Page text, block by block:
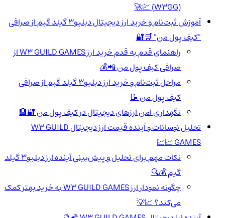
آموزش ثبت‌نام و خرید ارز دیجیتال دبلیو3 گیلد گیم از صرافی
"کیف پول من" 🛒🔐
راهنمای قدم به قدم خرید ارز W3 GUILD GAMES از
صرافی کیف پول من 📲💰
مراحل ثبت‌نام و خرید ارز دبلیو3 گیلد گیم از صرافی
کیف پول من 📝
نگهداری امن ارزهای دیجیتال در کیف پول من 🔐🏦
تحلیل نوسانات و آینده قیمت ارز دیجیتال W3 GUILD
GAMES 📈💹
نکات مهم برای تحلیل و پیش‌بینی آینده ارز دبلیو3 گیلد
گیم 💰🔍
چگونه نمودار ارز W3 GUILD GAMES به خرید بهتر کمک
می‌کند؟ 📈💡